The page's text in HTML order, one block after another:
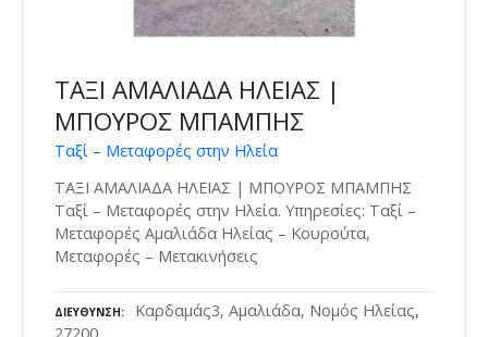
ΤΑΞΙ ΑΜΑΛΙΑΔΑ ΗΛΕΙΑΣ |
ΜΠΟΥΡΟΣ ΜΠΑΜΠΗΣ
Ταξί – Μεταφορές στην Ηλεία
ΤΑΞΙ ΑΜΑΛΙΑΔΑ ΗΛΕΙΑΣ | ΜΠΟΥΡΟΣ ΜΠΑΜΠΗΣ
Ταξί – Μεταφορές στην Ηλεία. Υπηρεσίες: Ταξί –
Μεταφορές Αμαλιάδα Ηλείας – Κουρούτα,
Μεταφορές – Μετακινήσεις
ΔΙΕΎΘΥΝΣΗ
Καρδαμάς3, Αμαλιάδα, Νομός Ηλείας,